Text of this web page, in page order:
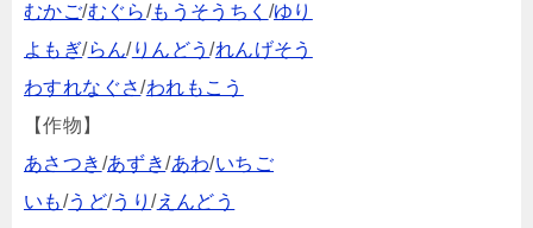
むかご/むぐら/もうそうちく /ゆり
よもぎ/らん/りんどう/れんげそう
わすれなぐさ/われもこう
【作物】
あさつき /あずき/あわ/いちご
いも/うど/うり/えんどう